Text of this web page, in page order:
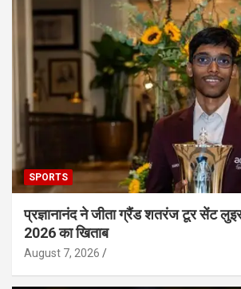
SPORTS
प्रज्ञानानंद ने जीता ग्रैंड शतरंज टूर सेंट
2026 का खिताब
August 7, 2026